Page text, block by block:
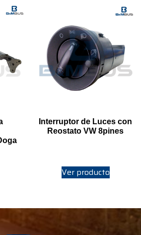
Interruptor de Luces con
Reostato VW 8pines
Ver producto